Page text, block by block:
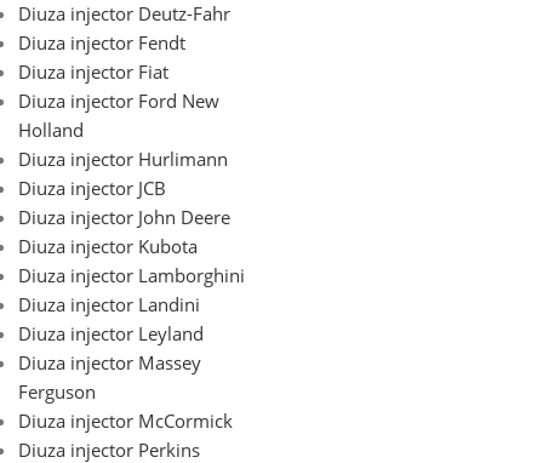
Diuza injector Deutz-Fahr
Diuza injector Fendt
Diuza injector Fiat
Diuza injector Ford New
Holland
Diuza injector Hurlimann
Diuza injector JCB
Diuza injector John Deere
Diuza injector Kubota
Diuza injector Lamborghini
Diuza injector Landini
Diuza injector Leyland
Diuza injector Massey
Ferguson
Diuza injector McCormick
Diuza injector Perkins